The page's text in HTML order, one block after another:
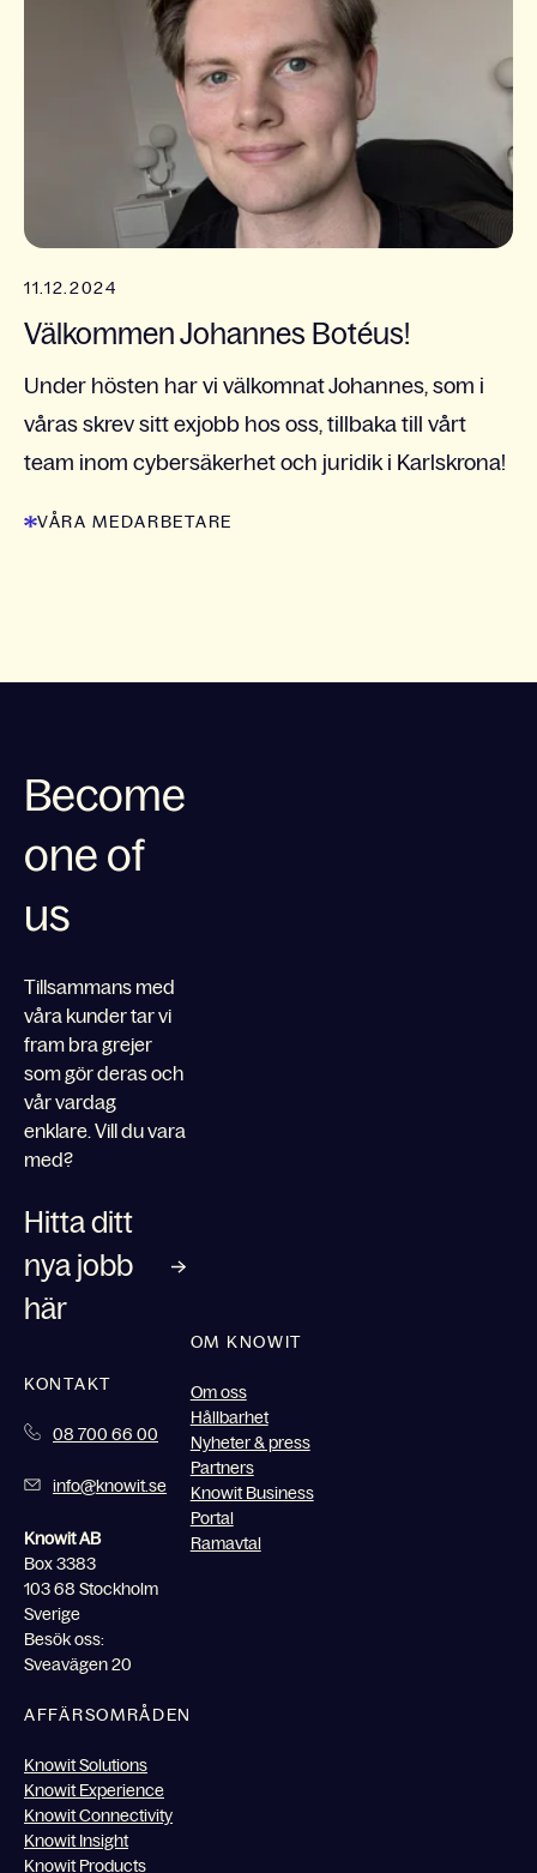
11.12.2024
Välkommen Johannes Botéus!
Under hösten har vi välkomnat Johannes, som i
våras skrev sitt exjobb hos oss, tillbaka till vårt
team inom cybersäkerhet och juridik i Karlskrona!
VÅRA MEDARBETARE
Become
one of
us
Tillsammans med
våra kunder tar vi
fram bra grejer
som gör deras och
vår vardag
enklare. Vill du vara
med?
Hitta ditt
nya jobb
här
KONTAKT
08 700 66 00
info@knowit.se
Knowit AB
Box 3383
103 68 Stockholm
Sverige
Besök oss:
Sveavägen 20
OM KNOWIT
Om oss
Hållbarhet
Nyheter & press
Partners
Knowit Business
Portal
Ramavtal
AFFÄRSOMRÅDEN
Knowit Solutions
Knowit Experience
Knowit Connectivity
Knowit Insight
Knowit Products